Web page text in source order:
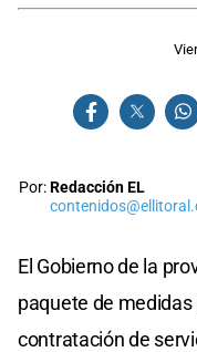
Por:Redacción EL
El Gobierno de la
paquete de
contratación de